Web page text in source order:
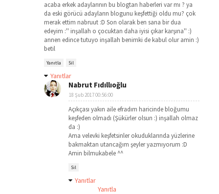
acaba erkek adaylarının bu blogtan haberleri var mı ? ya
da eski görücü adayların blogunu keşfettiği oldu mu? çok
merak ettim nabruut :D Son olarak ben sana bir dua
edeyim :'' inşallah o çocuktan daha iyisi çıkar karşına'' :)
annen edince tutuyo inşallah benimki de kabul olur amin :)
betil
Yanıtla Sil
Yanıtlar
Nabrut Fıdıllıoğlu
18 Şub 2017 00:56:00
Açıkçası yakın aile efradım haricinde bloğumu
keşfeden olmadı (Şükürler olsun :) inşallah olmaz
da :)
Ama velevki keşfetsinler okuduklarında yüzlerine
bakmaktan utancağım şeyler yazmıyorum :D
Amin bilmukabele ^^
Sil
Yanıtlar
Yanıtla